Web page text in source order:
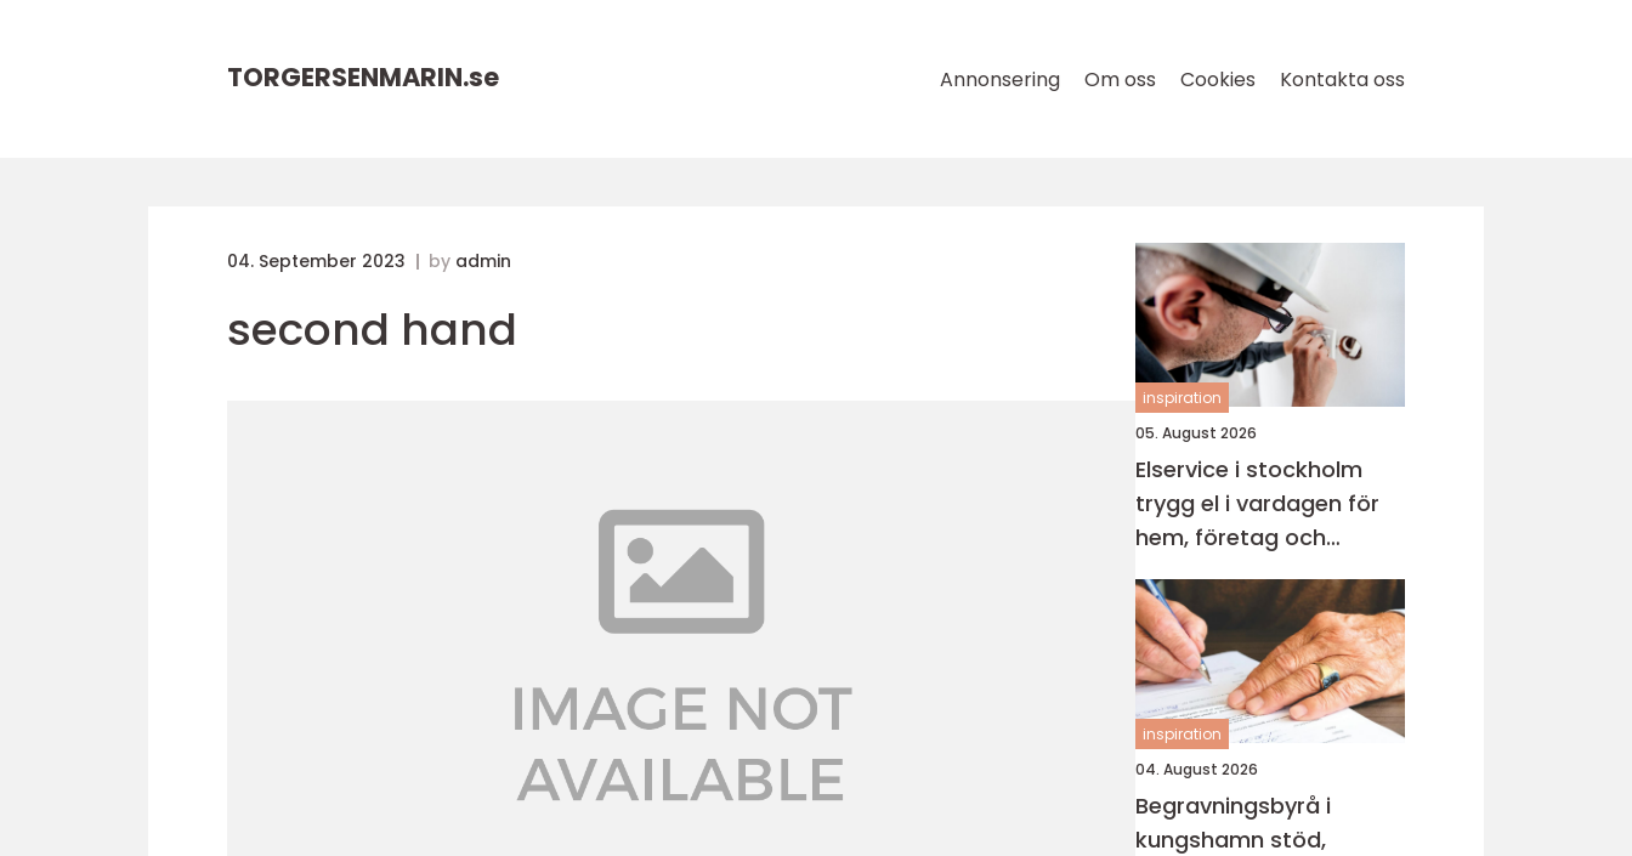
TORGERSENMARIN.se Annonsering Om oss Cookies Kontakta oss
04. September 2023 by admin
second hand
inspiration
05. August 2026
Elservice i stockholm
trygg el i vardagen för
hem, företag och
industri
inspiration
04. August 2026
Begravningsbyrå i
kungshamn stöd,